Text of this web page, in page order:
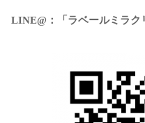
LINE@：「ラベールミラク